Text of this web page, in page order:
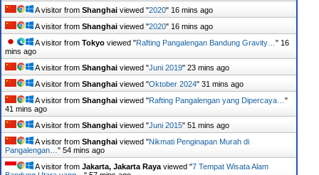
A visitor from Shanghai viewed "2020" 16 mins ago
A visitor from Shanghai viewed "2020" 16 mins ago
A visitor from Tokyo viewed "Rafting Pangalengan Bandung Gravity… " 16
mins ago
A visitor from Shanghai viewed "Juni 2019" 23 mins ago
A visitor from Shanghai viewed "Oktober 2024" 31 mins ago
A visitor from Shanghai viewed "Rafting Pangalengan yang Dipercaya… "
41 mins ago
A visitor from Shanghai viewed "Juni 2015" 52 mins ago
A visitor from Shanghai viewed "Nikmati Penginapan Murah di
Pangalengan… " 54 mins ago
A visitor from Jakarta, Jakarta Raya viewed "7 Tempat Wisata Alam